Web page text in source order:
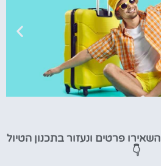
השאירו פרטים ונעזור בתכנון הטיול
👇